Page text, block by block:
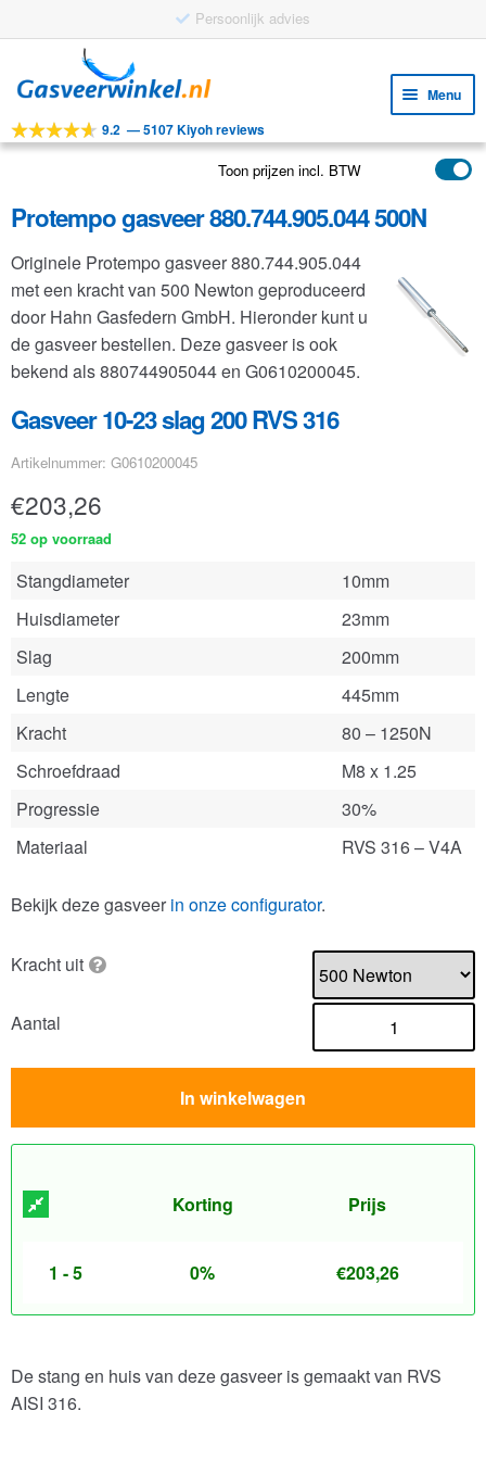
Persoonlijk advies
door
navigatie
naar
inhoud
Menu
Tools
Toepassingen
Klantenservice
FAQ
9.2 —5107 Kiyoh reviews
Toon prijzen incl. BTW
Protempo gasveer 880.744.905.044 500N
Originele Protempo gasveer 880.744.905.044
met een kracht van 500 Newton geproduceerd
door Hahn Gasfedern GmbH. Hieronder kunt u
de gasveer bestellen. Deze gasveer is ook
bekend als 880744905044 en G0610200045.
Gasveer 10-23 slag 200 RVS 316
Artikelnummer: G0610200045
€203,26
52 op voorraad
Stangdiameter
10mm
Huisdiameter
23mm
Slag
200mm
Lengte
445mm
Kracht
80 – 1250N
Schroefdraad
M8 x 1.25
Progressie
30%
Materiaal
RVS 316 – V4A
Bekijk deze gasveer in onze configurator.
Kracht uit
Aantal
In winkelwagen
Korting Prijs
1 - 5 0% €203,26
De stang en huis van deze gasveer is gemaakt van RVS
AISI 316.